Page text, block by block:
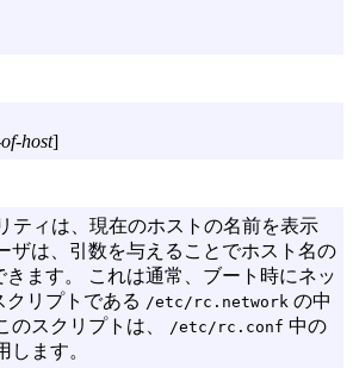
host]
ティは、現在のホストの名前を表示
ザは、引数を与えることでホスト名の
ます。 これは通常、ブート時にネッ
クリプトである /etc/rc.network の中
のスクリプトは、
/etc/rc.conf 中の
します。